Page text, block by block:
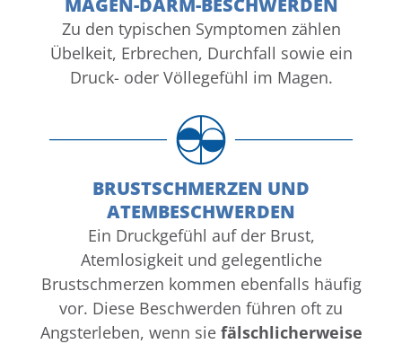
Zu den typischen Symptomen zählen
Übelkeit, Erbrechen, Durchfall sowie ein
Druck- oder Völlegefühl im Magen.
BRUSTSCHMERZEN UND
ATEMBESCHWERDEN
Ein Druckgefühl auf der Brust,
Atemlosigkeit und gelegentliche
Brustschmerzen kommen ebenfalls häufig
vor. Diese Beschwerden führen oft zu
Angsterleben, wenn sie fälschlicherweise